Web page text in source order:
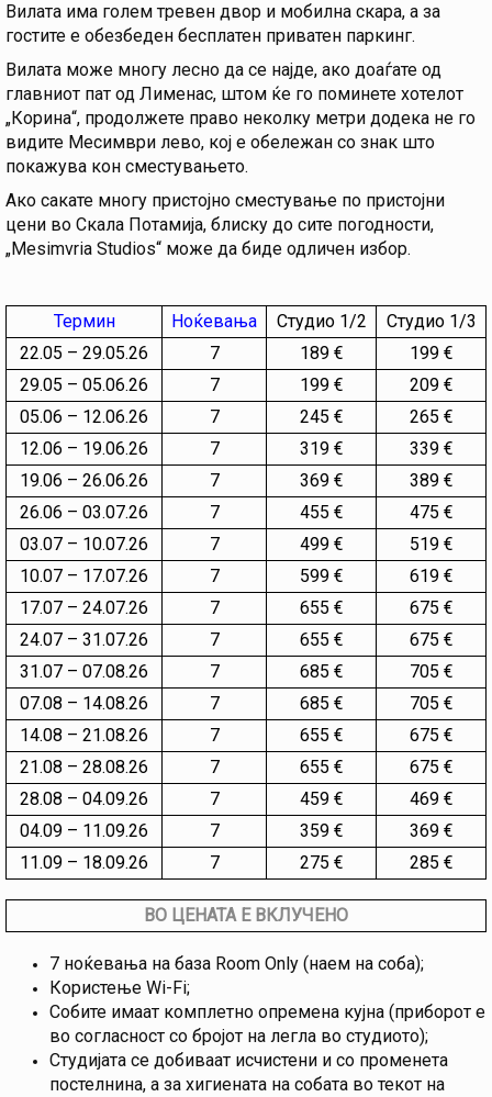
Вилата има голем тревен двор и мобилна скара, а за
гостите е обезбеден бесплатен приватен паркинг.
Вилата може многу лесно да се најде, ако доаѓате од
главниот пат од Лименас, штом ќе го поминете хотелот
„Корина“, продолжете право неколку метри додека не го
видите Месимври лево, кој е обележан со знак што
покажува кон сместувањето.
Ако сакате многу пристојно сместување по пристојни
цени во Скала Потамија, блиску до сите погодности,
„Mesimvria Studios“ може да биде одличен избор.
Термин Ноќевања Студио 1/2
Студио 1/3
22.05 – 29.05.26
7 189 €
199 €
29.05 – 05.06.26
7 199 €
209 €
05.06 – 12.06.26
7 245 €
265 €
12.06 – 19.06.26
7 319 €
339 €
19.06 – 26.06.26
7 369 €
389 €
26.06 – 03.07.26
7 455 €
475 €
03.07 – 10.07.26
7 499 €
519 €
10.07 – 17.07.26
7 599 €
619 €
17.07 – 24.07.26
7 655 €
675 €
24.07 – 31.07.26
7 655 €
675 €
31.07 – 07.08.26
7 685 €
705 €
07.08 – 14.08.26
7 685 €
705 €
14.08 – 21.08.26
7 655 €
675 €
21.08 – 28.08.26
7 655 €
675 €
28.08 – 04.09.26
7 459 €
469 €
04.09 – 11.09.26
7 359 €
369 €
11.09 – 18.09.26
7 275 € 285 €
ВО ЦЕНАТА Е ВКЛУЧЕНО
7 ноќевања на база Room Only (наем на соба);
Користење Wi-Fi;
Собите имаат комплетно опремена кујна (приборот е
во согласност со бројот на легла во студиото);
Студијата се добиваат исчистени и со променета
постелнина, а за хигиената на собата во текот на